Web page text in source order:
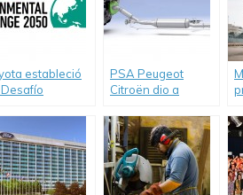
estableció
Desafío
PSA Peugeot
Citroën dio a
sustentables de la
tecnología «SCR»